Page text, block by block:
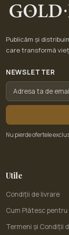
Publicăm și
care transformă
NEWSLETTER
Nu pierde ofertele
Utile
Condiții de livrare
Cum Plătesc pentru
Termeni și Condiții